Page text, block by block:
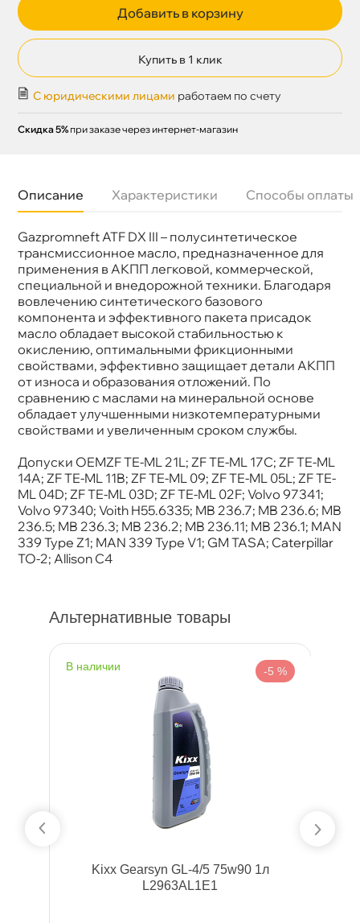
Добавить в корзину
Купить в 1 клик
С юридическими лицами работаем по счету
Скидка 5% при заказе через интернет-магазин
Описание Характеристики Способы оплаты
Gazpromneft ATF DX III – полусинтетическое
трансмиссионное масло, предназначенное для
применения в АКПП легковой, коммерческой,
специальной и внедорожной техники. Благодаря
овлечению синтетического базового
компонента и эффективного пакета присадок
масло обладает высокой стабильностью к
окислению, оптимальными фрикционными
свойствами, эффективно защищает детали АКПП
от износа и образования отложений. По
сравнению с маслами на минеральной основе
обладает улучшенными низкотемпературными
свойствами и увеличенным сроком службы.
Допуски OEMZF TE-ML 21L; ZF TE-ML 17C; ZF TE-ML
14A; ZF TE-ML 11B; ZF TE-ML 09; ZF TE-ML 05L; ZF TE-
ML 04D; ZF TE-ML 03D; ZF TE-ML 02F; Volvo 97341;
Volvo 97340; Voith H55.6335; MB 236.7; MB 236.6; MB
236.5; MB 236.3; MB 236.2; MB 236.11; MB 236.1; MAN
339 Type Z1; MAN 339 Type V1; GM TASA; Caterpillar
TO-2; Allison C4
Бренд
Газпромнефть
Тип масла
Спецификации
Dexron III
Объем
20л
Артикул
253650107
Применение
АКПП, ГУР
Альтернативные товары
наличии -5 %
Kixx Gearsyn GL-4/5 75w90 1л
L2963AL1E1